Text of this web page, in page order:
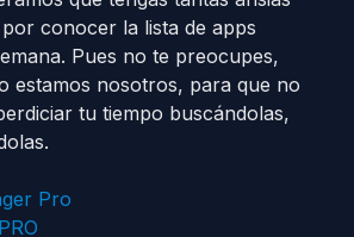
conocer la lista de apps
Pues no te preocupes,
estamos nosotros, para que no
tu tiempo buscándolas,
Pro